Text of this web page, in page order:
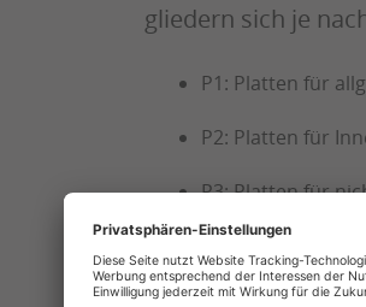
gliedern sich je
P1: Platten für
P2: Platten für
P3: Platten für
Dekorplatten sind
auch diese über